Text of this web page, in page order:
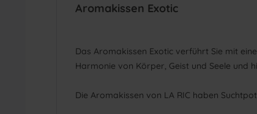
Aromakissen Exotic
Das Aromakissen Exotic verführt Sie mit
Harmonie von Körper, Geist und Seele und
Die Aromakissen von LA RIC haben